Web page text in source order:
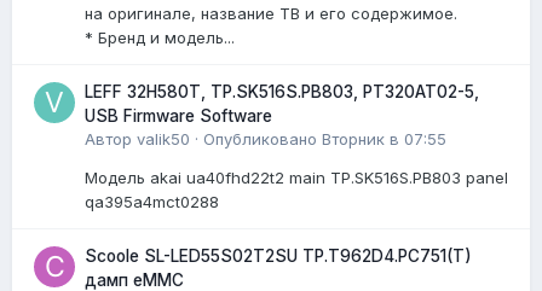
на оригинале, название ТВ и его содержимое.
* Бренд и модель...
LEFF 32H580T, TP.SK516S.PB803, PT320AT02-5,
USB Firmware Software
Автор valik50 · Опубликовано Вторник в 07:55
Модель akai ua40fhd22t2 main TP.SK516S.PB803 panel
qa395a4mct0288
Scoole SL-LED55S02T2SU TP.T962D4.PC751(T)
дамп eMMC